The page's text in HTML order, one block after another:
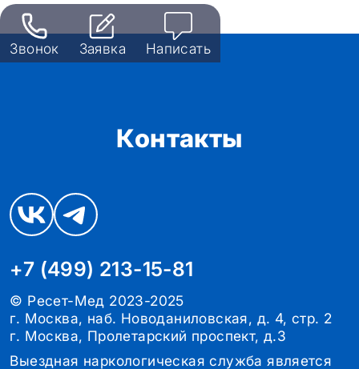
Звонок Заявка Написать
Контакты
+7 (499) 213-15-81
© Ресет-Мед 2023-2025
г. Москва, наб. Новоданиловская, д. 4, стр. 2
г. Москва, Пролетарский проспект, д.3
Выездная наркологическая служба является